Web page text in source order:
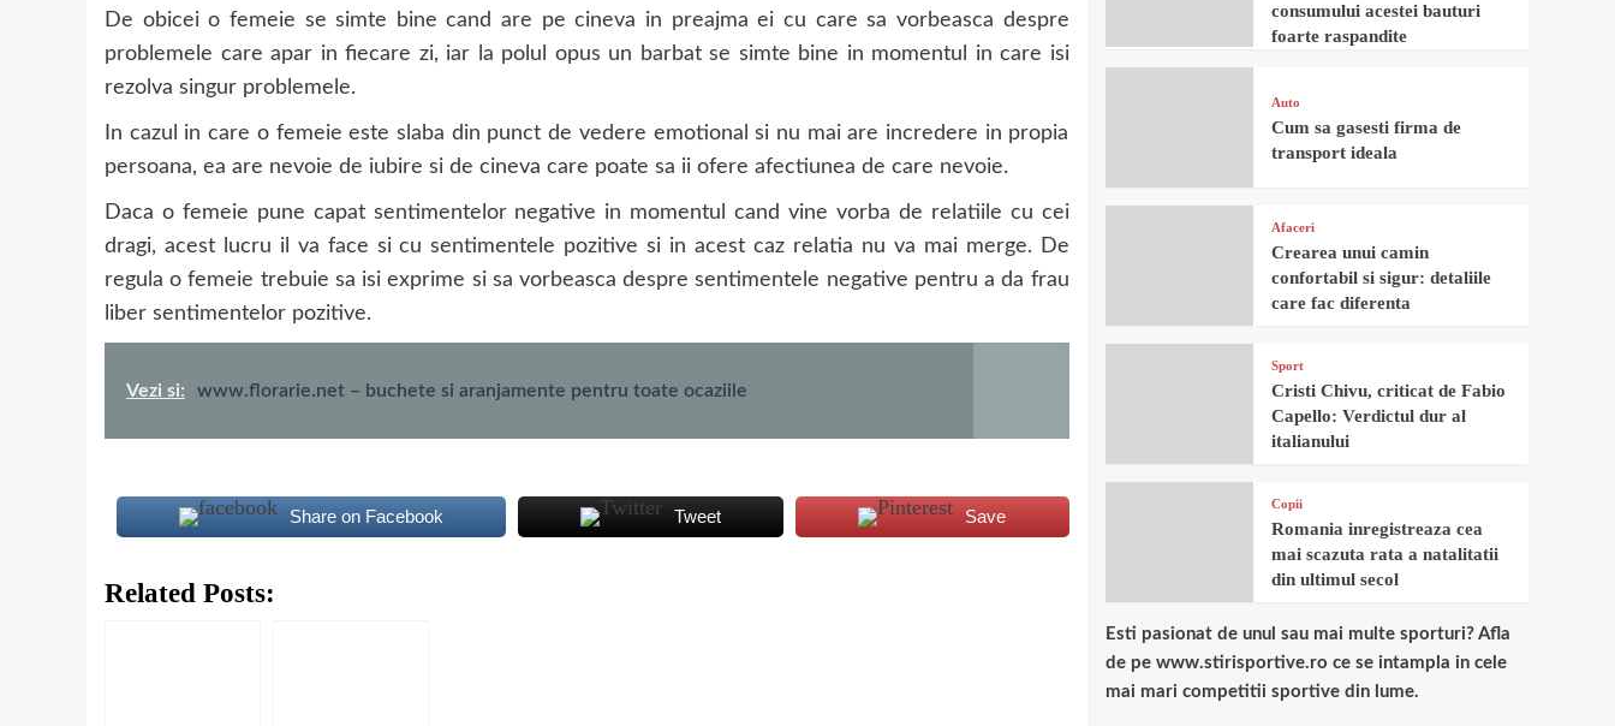
De obicei o femeie se simte bine cand are pe cineva in preajma ei cu care sa vorbeasca despre
problemele care apar in fiecare zi, iar la polul opus un barbat se simte bine in momentul in care isi
rezolva singur problemele.
In cazul in care o femeie este slaba din punct de vedere emotional si nu mai are incredere in propia
persoana, ea are nevoie de iubire si de cineva care poate sa ii ofere afectiunea de care nevoie.
Daca o femeie pune capat sentimentelor negative in momentul cand vine vorba de relatiile cu cei
dragi, acest lucru il va face si cu sentimentele pozitive si in acest caz relatia nu va mai merge. De
regula o femeie trebuie sa isi exprime si sa vorbeasca despre sentimentele negative pentru a da frau
liber sentimentelor pozitive.
Vezi si: www.florarie.net – buchete si aranjamente pentru toate ocaziile
Share on Facebook Tweet Save
Related Posts:
consumului acestei bauturi
foarte raspandite
Auto
Cum sa gasesti firma de
transport ideala
Afaceri
Crearea unui camin
confortabil si sigur: detaliile
care fac diferenta
Sport
Cristi Chivu, criticat de Fabio
Capello: Verdictul dur al
italianului
Copii
Romania inregistreaza cea
mai scazuta rata a natalitatii
din ultimul secol
Esti pasionat de unul sau mai multe sporturi? Afla
de pe www.stirisportive.ro ce se intampla in cele
mai mari competitii sportive din lume.